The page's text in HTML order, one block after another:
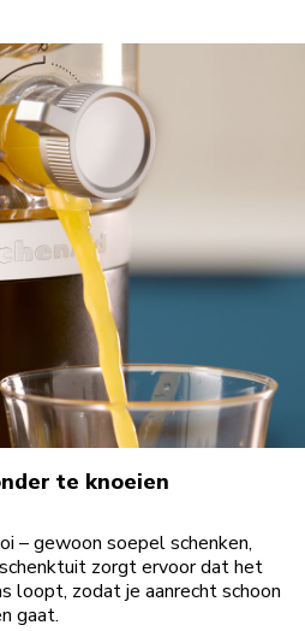
te knoeien
– gewoon soepel schenken,
zorgt ervoor dat het
loopt, zodat je aanrecht schoon
gaat.